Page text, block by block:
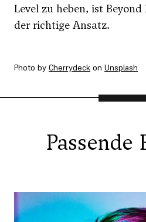
Level zu heben, ist
der richtige Ansatz.
Photo by Cherrydeck on Unsplash
Passende